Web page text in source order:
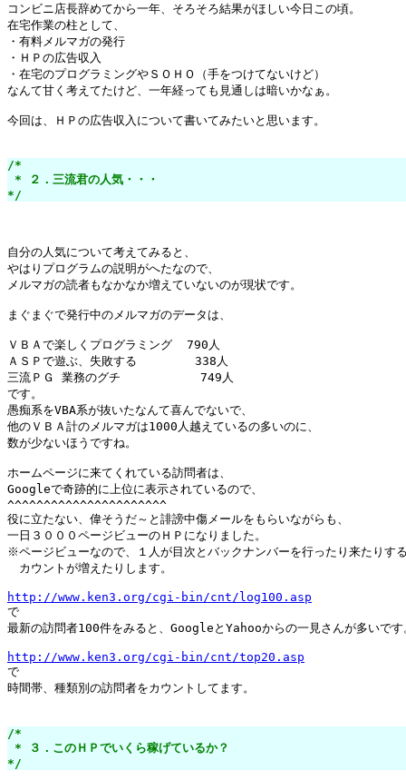
コンビニ店長辞めてから一年、そろそろ結果がほしい今日この頃。
在宅作業の柱として、
・有料メルマガの発行
・ＨＰの広告収入
・在宅のプログラミングやＳＯＨＯ（手をつけてないけど）
なんて甘く考えてたけど、一年経っても見通しは暗いかなぁ。
今回は、ＨＰの広告収入について書いてみたいと思います。
/*
* ２．三流君の人気・・・
*/
自分の人気について考えてみると、
やはりプログラムの説明がへたなので、
メルマガの読者もなかなか増えていないのが現状です。
まぐまぐで発行中のメルマガのデータは、
ＶＢＡで楽しくプログラミング  790人
ＡＳＰで遊ぶ、失敗する        338人
三流ＰＧ 業務のグチ           749人
です。
愚痴系をVBA系が抜いたなんて喜んでないで、
他のＶＢＡ計のメルマガは1000人越えているの多いのに、
数が少ないほうですね。
ホームページに来てくれている訪問者は、
Googleで奇跡的に上位に表示されているので、
^^^^^^^^^^^^^^^^^^^^^^
役に立たない、偉そうだ～と誹謗中傷メールをもらいながらも、
一日３０００ページビューのＨＰになりました。
※ページビューなので、１人が目次とバックナンバーを行ったり来たりす
カウントが増えたりします。
http://www.ken3.org/cgi-bin/cnt/log100.asp
で
最新の訪問者100件をみると、GoogleとYahooからの一見さんが多いです
http://www.ken3.org/cgi-bin/cnt/top20.asp
で
時間帯、種類別の訪問者をカウントしてます。
/*
* ３．このＨＰでいくら稼げているか？
*/